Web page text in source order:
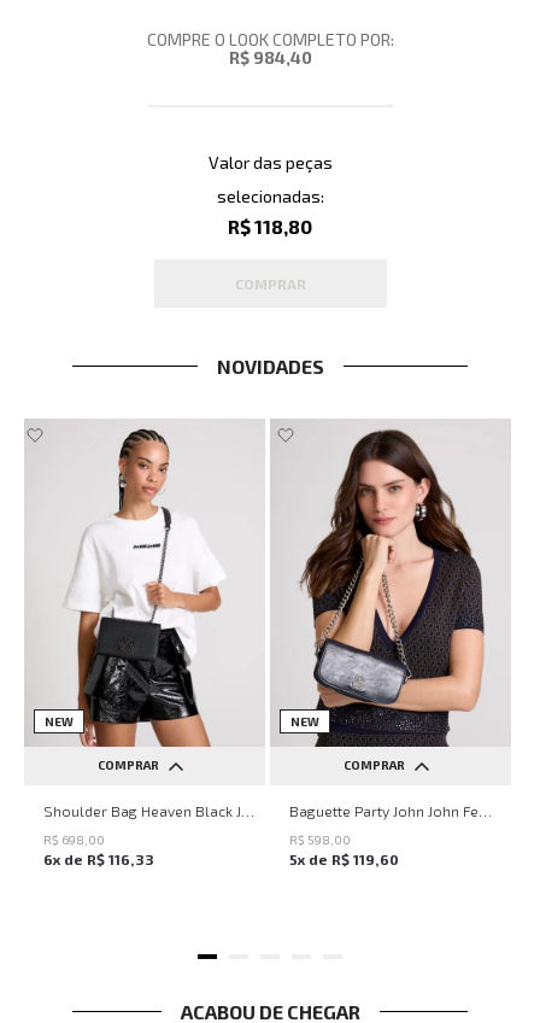
COMPRE O LOOK COMPLETO POR:
R$ 984,40
Valor das peças
selecionadas:
R$ 118,80
COMPRAR
NOVIDADES
NEW
COMPRAR
UN
R$ 698 00
6x de R$ 116 33
NEW
COMPRAR
UN
R$ 598 00
5x de R$ 119 60
ACABOU DE CHEGAR